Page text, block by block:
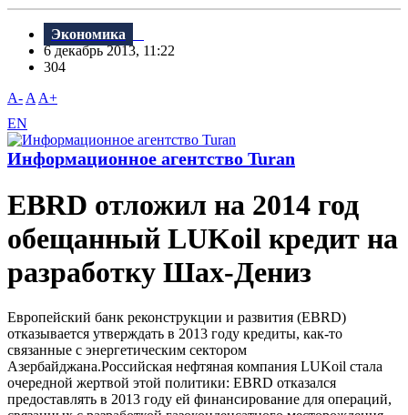
Экономика
6 декабрь 2013, 11:22
304
A- A A+
EN
Информационное агентство Turan
EBRD отложил на 2014 год
обещанный LUKoil кредит на
разработку Шах-Дениз
Европейский банк реконструкции и развития (EBRD)
отказывается утверждать в 2013 году кредиты, как-то
связанные с энергетическим сектором
Азербайджана.Российская нефтяная компания LUKoil стала
очередной жертвой этой политики: EBRD отказался
предоставлять в 2013 году ей финансирование для операций,